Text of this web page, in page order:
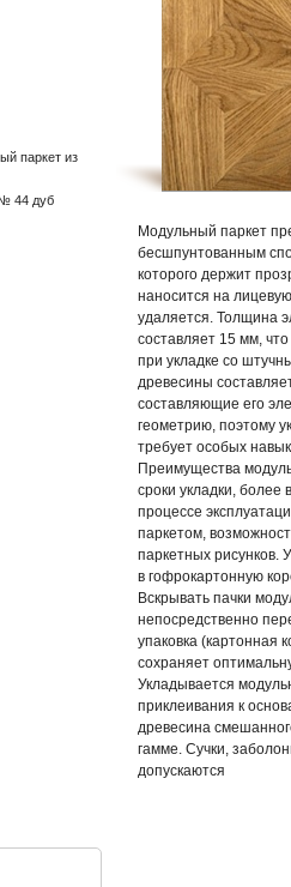
паркет из
44 дуб
Модульный паркет
бесшпунтованным
которого держит
наносится на
удаляется. Толщина
составляет 15 мм,
при укладке со
древесины
составляющие его
геометрию, поэтому
требует особых
Преимущества
сроки укладки, более
процессе
паркетом,
паркетных рисунков.
в гофрокартонную
Вскрывать пачки
непосредственно
упаковка (картонная
сохраняет
Укладывается
приклеивания к
древесина
гамме. Сучки,
допускаются